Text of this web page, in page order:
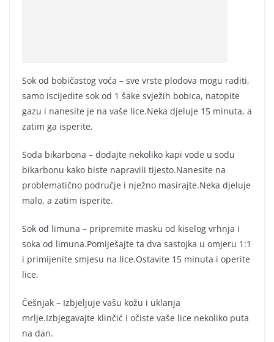
Sok od bobičastog voća – sve vrste plodova mogu raditi,
samo iscijedite sok od 1 šake svježih bobica, natopite
gazu i nanesite je na vaše lice.Neka djeluje 15 minuta, a
zatim ga isperite.
Soda bikarbona – dodajte nekoliko kapi vode u sodu
bikarbonu kako biste napravili tijesto.Nanesite na
problematično područje i nježno masirajte.Neka djeluje
malo, a zatim isperite.
Sok od limuna – pripremite masku od kiselog vrhnja i
soka od limuna.Pomiješajte ta dva sastojka u omjeru 1:1
i primijenite smjesu na lice.Ostavite 15 minuta i operite
lice.
Češnjak – Izbjeljuje vašu kožu i uklanja
mrlje.Izbjegavajte klinčić i očiste vaše lice nekoliko puta
na dan.